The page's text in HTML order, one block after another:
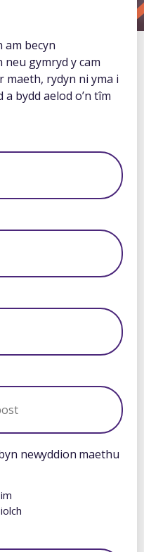
am becyn
gymryd y cam
maeth, rydyn ni yma i
bydd aelod o’n tîm
newyddion maethu